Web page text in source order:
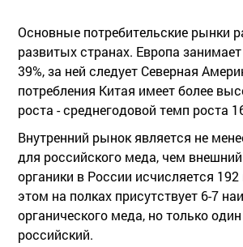
Основные потребительские рынки
развитых странах. Европа
39%, за ней следует Северная
потребления Китая имеет более
роста - среднегодовой темп роста
Внутренний рынок является не
для российского меда, чем
органики в России исчисляется
этом на полках присутствует 6-7
органического меда, но только
российский.